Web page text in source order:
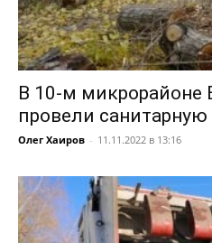
В 10-м микрорайоне
провели санитарную
Олег Хаиров - 11.11.2022 в 13:16